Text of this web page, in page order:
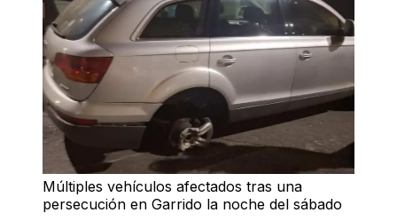
Múltiples vehículos afectados tras una
persecución en Garrido la noche del sábado